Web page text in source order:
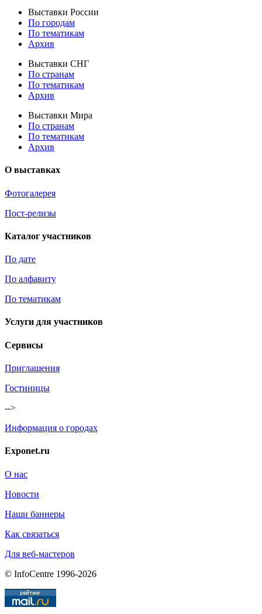
Выставки России
По городам
По тематикам
Архив
Выставки СНГ
По странам
По тематикам
Архив
Выставки Мира
По странам
По тематикам
Архив
О выставках
Фотогалерея
Пост-релизы
Каталог участников
По дате
По алфавиту
По тематикам
Услуги для участников
Сервисы
Приглашения
Гостиницы
-->
Информация о городах
Exponet.ru
О нас
Новости
Наши баннеры
Как связаться
Для веб-мастеров
© InfoCentre 1996-2026